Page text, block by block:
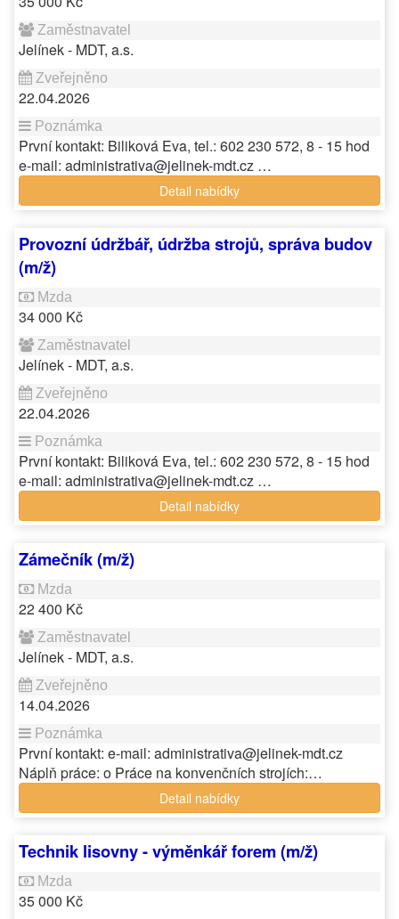
Jelínek - MDT, a.s.
22.04.2026
První kontakt: Biliková Eva, tel.: 602 230 572, 8 - 15 hod
e-mail: administrativa@jelinek-mdt.cz …
Detail nabídky
Provozní údržbář, údržba strojů, správa budov
(m/ž)
34 000 Kč
Jelínek - MDT, a.s.
22.04.2026
První kontakt: Biliková Eva, tel.: 602 230 572, 8 - 15 hod
e-mail: administrativa@jelinek-mdt.cz …
Detail nabídky
Zámečník (m/ž)
22 400 Kč
Jelínek - MDT, a.s.
14.04.2026
První kontakt: e-mail: administrativa@jelinek-mdt.cz
Náplň práce: o Práce na konvenčních strojích:…
Detail nabídky
Technik lisovny - výměnkář forem (m/ž)
35 000 Kč